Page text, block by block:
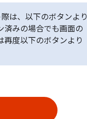
は、以下のボタンより
済みの場合でも画面の
度以下のボタンより